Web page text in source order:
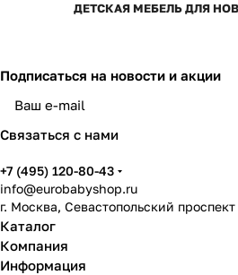
ДЕТСКАЯ МЕБЕЛЬ ДЛЯ
Подписаться на новости и акции
Связаться с нами
+7 (495) 120-80-43
info@eurobabyshop.ru
г. Москва, Севастопольский проспект
Каталог
Компания
Информация